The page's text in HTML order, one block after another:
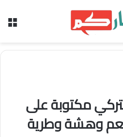
مكتوبة على
وهشة وطرية